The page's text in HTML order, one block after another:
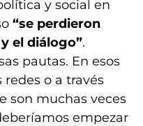
y social en
“se perdieron
el diálogo”.
pautas. En esos
redes o a través
son muchas veces
empezar